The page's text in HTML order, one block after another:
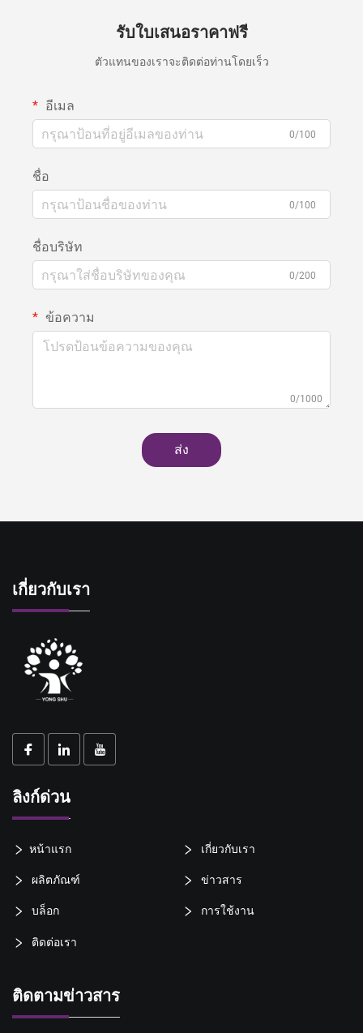
รับใบเสนอราคาฟรี
ตัวแทนของเราจะติดต่อท่านโดยเร็ว
อีเมล
0/100
ชื่อ
0/100
ชื่อบริษัท
0/200
ข้อความ
0/1000
ส่ง
เกี่ยวกับเรา
ลิงก์ด่วน
หน้าแรก เกี่ยวกับเรา
ผลิตภัณฑ์ ข่าวสาร
บล็อก การใช้งาน
ติดต่อเรา
ติดตามข่าวสาร